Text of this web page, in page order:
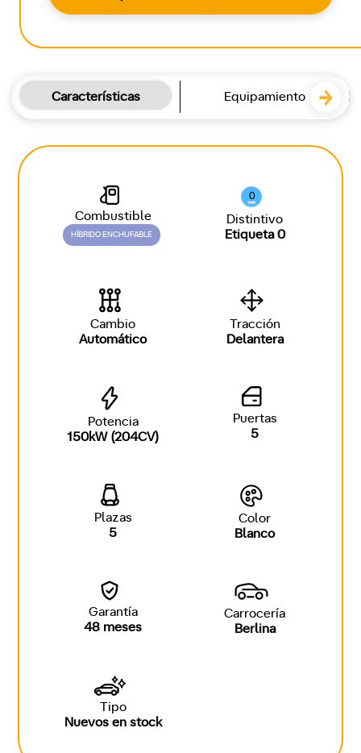
Características Equipamiento
Combustible
HÍBRIDO ENCHUFABLE
0
Distintivo
Etiqueta 0
Cambio
Automático
Tracción
Delantera
Potencia
150kW (204CV)
Puertas
5
Plazas
5
Color
Blanco
Garantía
48 meses
Carrocería
Berlina
Tipo
Nuevos en stock